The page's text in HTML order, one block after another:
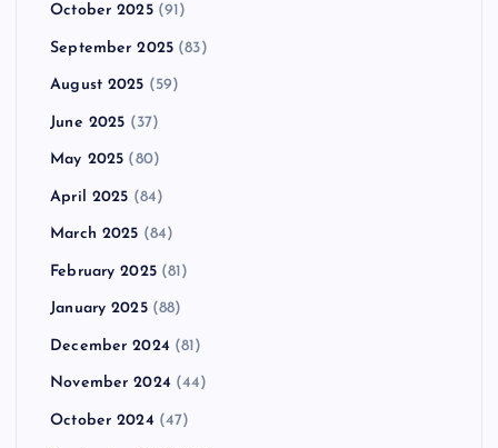
October 2025(91)
September 2025 (83)
August 2025 (59)
June 2025 (37)
May 2025 (80)
April 2025 (84)
March 2025 (84)
February 2025(81)
January 2025(88)
December 2024 (81)
November 2024 (44)
October 2024 (47)